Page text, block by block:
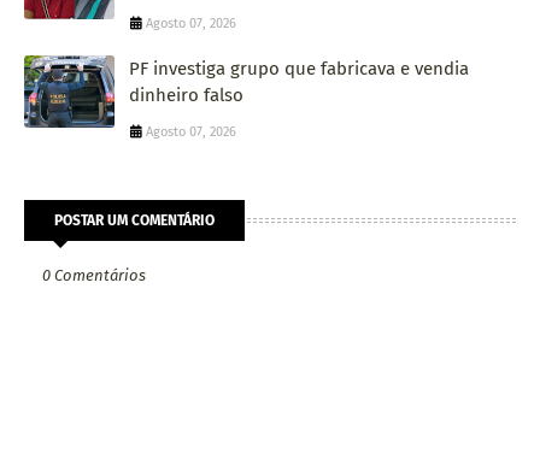
Agosto 07, 2026
PF investiga grupo que fabricava e vendia
dinheiro falso
Agosto 07, 2026
POSTAR UM COMENTÁRIO
0 Comentários